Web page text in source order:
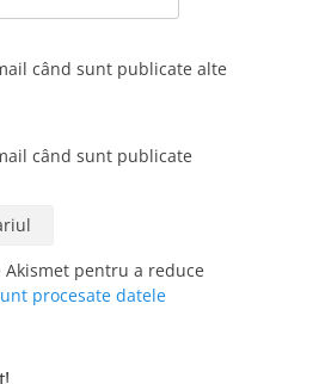
când sunt publicate alte
când sunt publicate
Akismet pentru a reduce
procesate datele